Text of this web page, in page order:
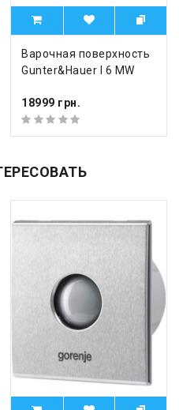
Варочная поверхность
Gunter&Hauer I 6 MW
18999 грн.